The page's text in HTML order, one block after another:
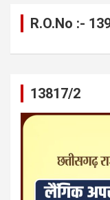
R.O.No :-
13817/2